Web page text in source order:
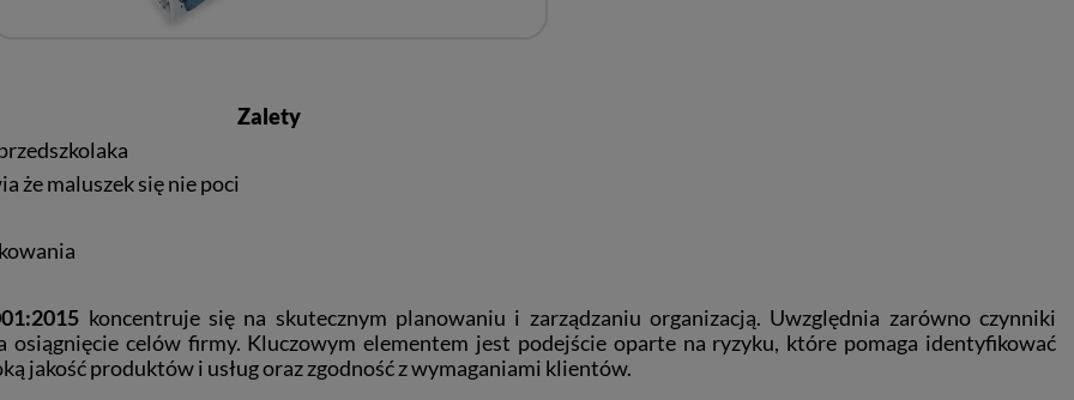
Zalety
że maluszek się nie poci
koncentruje się na skutecznym planowaniu i zarządzaniu organizacją. Uwzględnia zarówno czynniki
celów firmy. Kluczowym elementem jest podejście oparte na ryzyku, które pomaga identyfikować
jakość produktów i usług oraz zgodność z wymaganiami klientów.